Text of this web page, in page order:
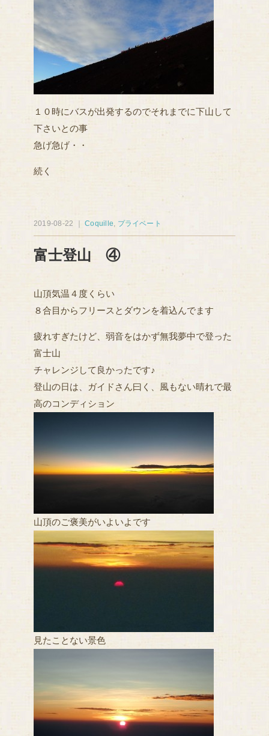
１０時にバスが出発するのでそれまでに下山して
下さいとの事
急げ急げ・・
続く
2019-08-22 ｜Coquille, プライベート
富士登山 ④
山頂気温４度くらい
８合目からフリースとダウンを着込んでます
疲れすぎたけど、弱音をはかず無我夢中で登った
富士山
チャレンジして良かったです♪
登山の日は、ガイドさん曰く、風もない晴れで最
高のコンディション
山頂のご褒美がいよいよです
見たことない景色